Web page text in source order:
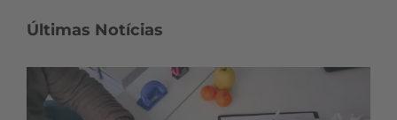
Últimas Notícias